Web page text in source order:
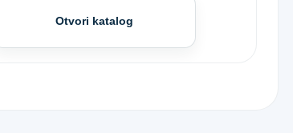
Otvori katalog